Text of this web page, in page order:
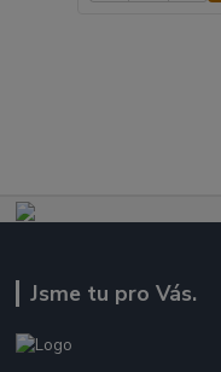
Jsme tu pro Vás.